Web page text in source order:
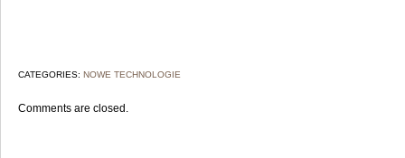
CATEGORIES: NOWE TECHNOLOGIE
Comments are closed.